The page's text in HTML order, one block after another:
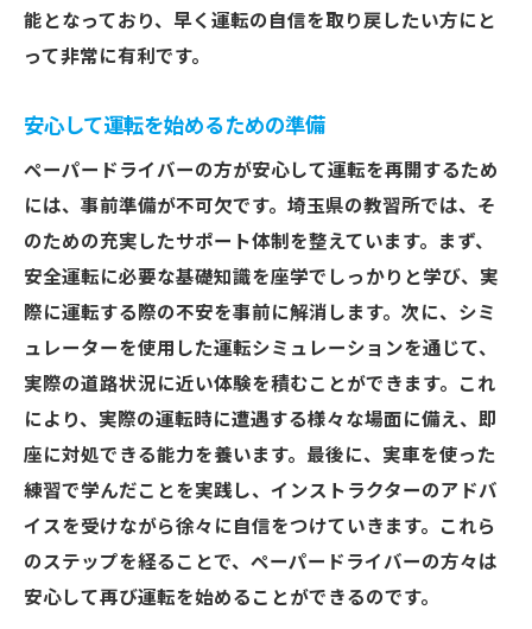
能となっており、早く運転の自信を取り戻したい方にと
って非常に有利です。
安心して運転を始めるための準備
ペーパードライバーの方が安心して運転を再開するため
には、事前準備が不可欠です。埼玉県の教習所では、そ
のための充実したサポート体制を整えています。まず、
安全運転に必要な基礎知識を座学でしっかりと学び、実
際に運転する際の不安を事前に解消します。次に、シミ
ュレーターを使用した運転シミュレーションを通じて、
実際の道路状況に近い体験を積むことができます。これ
により、実際の運転時に遭遇する様々な場面に備え、即
座に対処できる能力を養います。最後に、実車を使った
練習で学んだことを実践し、インストラクターのアドバ
イスを受けながら徐々に自信をつけていきます。これら
のステップを経ることで、ペーパードライバーの方々は
安心して再び運転を始めることができるのです。